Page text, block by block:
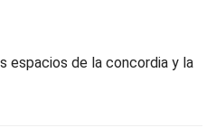
espacios de la concordia y la